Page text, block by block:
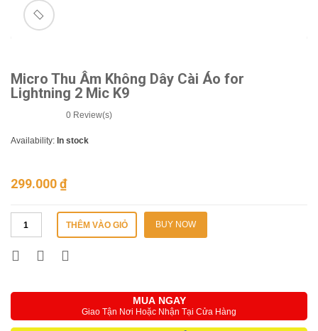
🔍
Micro Thu Âm Không Dây Cài Áo for
Lightning 2 Mic K9
0 Review(s)
Availability: In stock
299.000₫
THÊM VÀO GIỎ BUY NOW
MUA NGAY
Giao Tận Nơi Hoặc Nhận Tại Cửa Hàng